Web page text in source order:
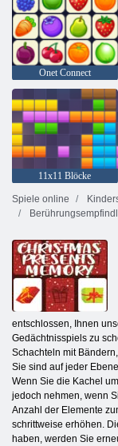
Onet Connect
11x11 Blöcke
Spiele online
entschlossen, Ihnen
Gedächtnisspiels zu
Schachteln mit
Sie sind auf jeder
Wenn Sie die Kachel
jedoch nehmen, wenn
Anzahl der Elemente
schrittweise erhöhen.
haben, werden Sie